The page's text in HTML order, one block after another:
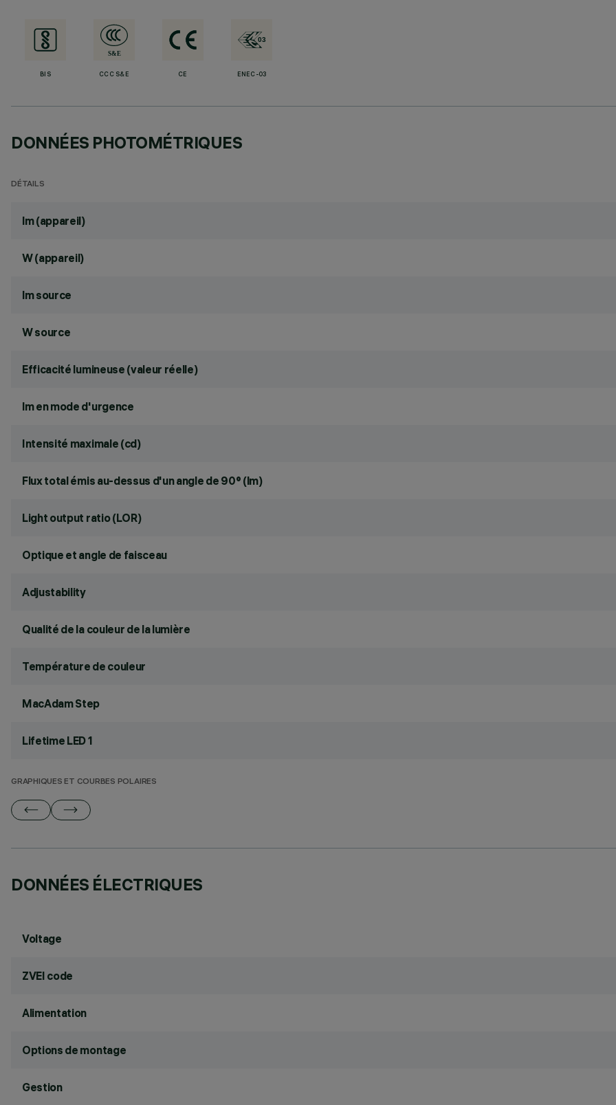
BIS CCC S&E CE ENEC-03
DONNÉES PHOTOMÉTRIQUES
DÉTAILS
lm (appareil)
W (appareil)
lm source
W source
Efficacité lumineuse (valeur réelle)
lm en mode d'urgence
Intensité maximale (cd)
Flux total émis au-dessus d'un angle de 90° (lm)
Light output ratio (LOR)
Optique et angle de faisceau
Adjustability
Qualité de la couleur de la lumière
Température de couleur
MacAdam Step
Lifetime LED 1
GRAPHIQUES ET COURBES POLAIRES
DONNÉES ÉLECTRIQUES
Voltage
ZVEI code
Alimentation
Options de montage
Gestion